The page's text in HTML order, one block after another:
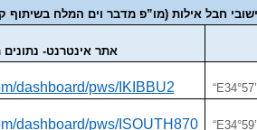
חבל אילות (מו”פ מדבר וים המלח בשיתוף
אתר אינטרנט-
dashboard/pws/IKIBBU2
dashboard/pws/ISOUTH870